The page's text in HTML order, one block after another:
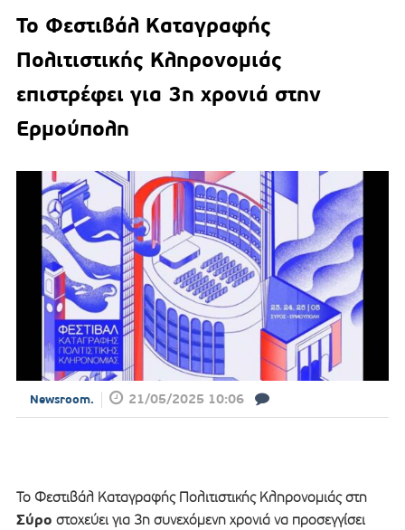
Το Φεστιβάλ Καταγραφής
Πολιτιστικής Κληρονομιάς
επιστρέφει για 3η χρονιά στην
Ερμούπολη
Newsroom. 21/05/2025 10:06
To Φεστιβάλ Καταγραφής Πολιτιστικής Κληρονομιάς στη
Σύρο στοχεύει για 3η συνεχόμενη χρονιά να προσεγγίσει